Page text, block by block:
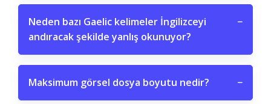
Neden bazı Gaelic kelimeler İngilizceyi
andıracak şekilde yanlış okunuyor?
−
Maksimum görsel dosya boyutu nedir? −